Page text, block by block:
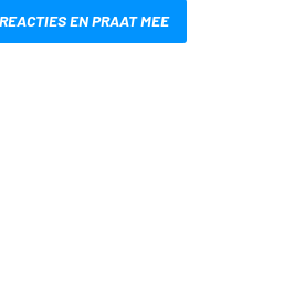
EN PRAAT MEE